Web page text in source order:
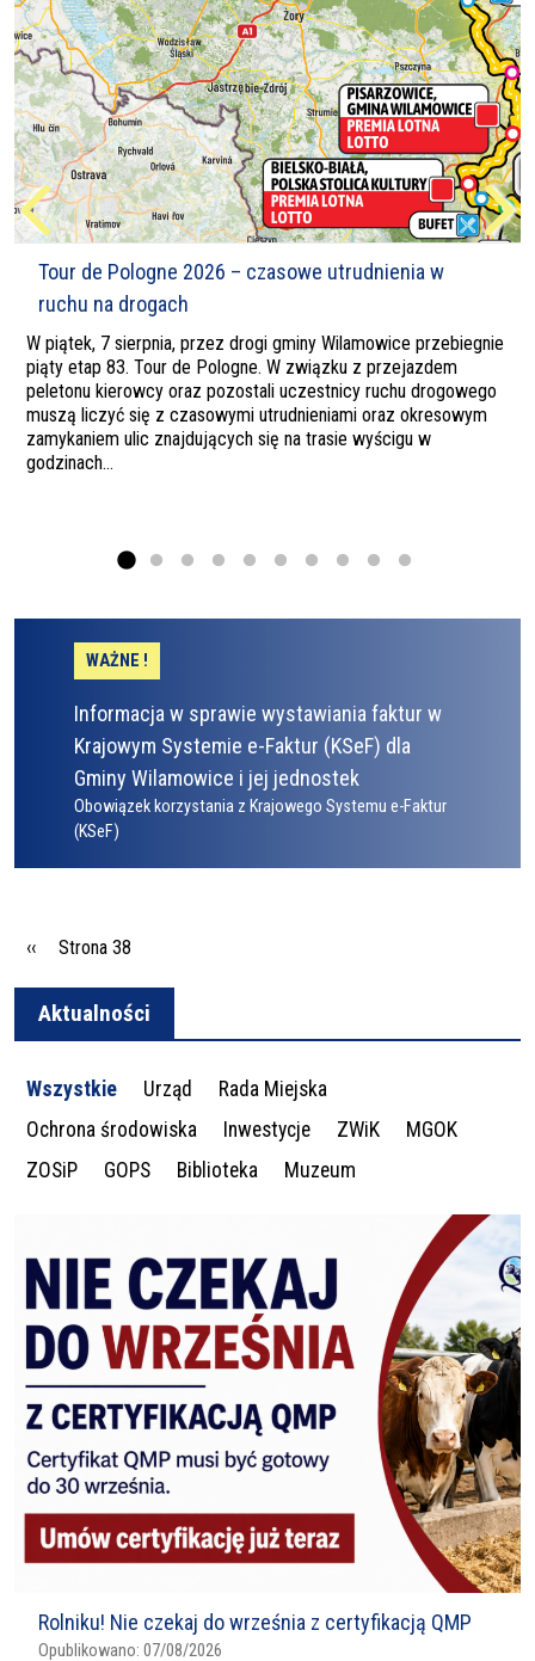
Tour de Pologne 2026 – czasowe utrudnienia w
ruchu na drogach
W piątek, 7 sierpnia, przez drogi gminy Wilamowice przebiegnie
piąty etap 83. Tour de Pologne. W związku z przejazdem
peletonu kierowcy oraz pozostali uczestnicy ruchu drogowego
muszą liczyć się z czasowymi utrudnieniami oraz okresowym
zamykaniem ulic znajdujących się na trasie wyścigu w
godzinach...
WAŻNE !
Informacja w sprawie wystawiania faktur w
Krajowym Systemie e-Faktur (KSeF) dla
Gminy Wilamowice i jej jednostek
Obowiązek korzystania z Krajowego Systemu e-Faktur
(KSeF)
Stronicowanie
Poprzednia strona
‹‹ Strona 38
Aktualności
Wszystkie Urząd
Rada Miejska
Ochrona środowiska
Inwestycje ZWiK
MGOK
ZOSiP
GOPS Biblioteka Muzeum
Rolniku! Nie czekaj do września z certyfikacją QMP
Opublikowano: 07/08/2026